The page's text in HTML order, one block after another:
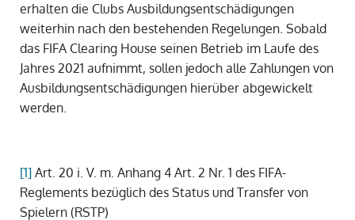
erhalten die Clubs Ausbildungsentschädigungen
weiterhin nach den bestehenden Regelungen. Sobald
das FIFA Clearing House seinen Betrieb im Laufe des
Jahres 2021 aufnimmt, sollen jedoch alle Zahlungen von
Ausbildungsentschädigungen hierüber abgewickelt
werden.
[1] Art. 20 i. V. m. Anhang 4 Art. 2 Nr. 1 des FIFA-
Reglements bezüglich des Status und Transfer von
Spielern (RSTP)